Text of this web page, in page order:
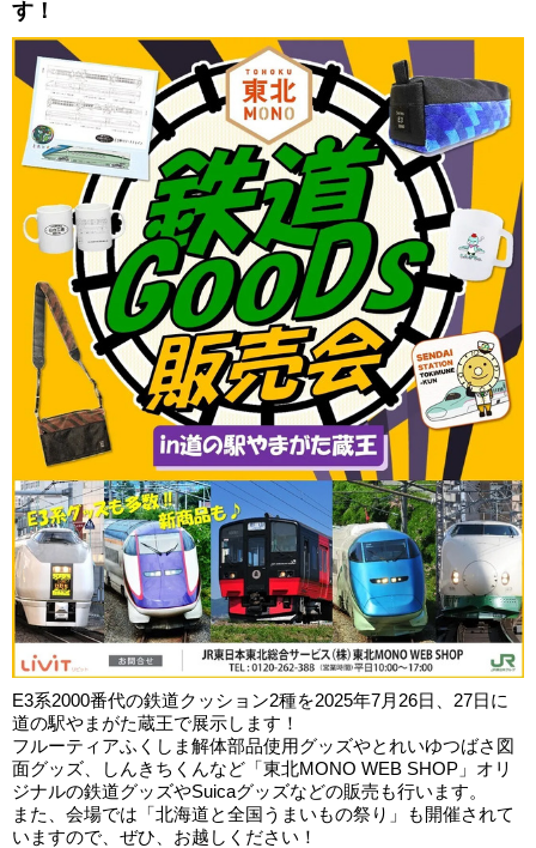
す！
E3系2000番代の鉄道クッション2種を2025年7月26日、27日に
道の駅やまがた蔵王で展示します！
フルーティアふくしま解体部品使用グッズやとれいゆつばさ図
面グッズ、しんきちくんなど「東北MONO WEB SHOP」オリ
ジナルの鉄道グッズやSuicaグッズなどの販売も行います。
また、会場では「北海道と全国うまいもの祭り」も開催されて
いますので、ぜひ、お越しください！